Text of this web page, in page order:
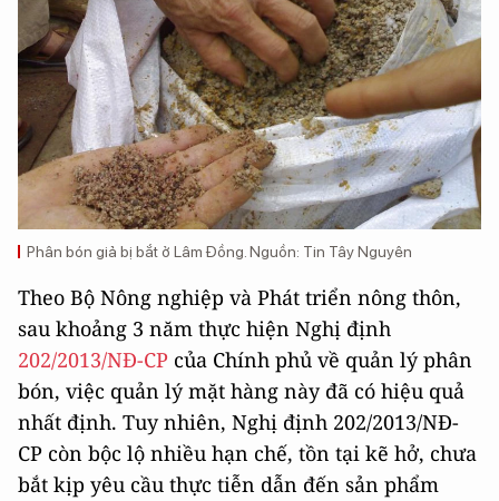
Phân bón giả bị bắt ở Lâm Đồng. Nguồn: Tin Tây Nguyên
Theo Bộ Nông nghiệp và Phát triển nông thôn,
sau khoảng 3 năm thực hiện Nghị định
202/2013/NĐ-CP của Chính phủ về quản lý phân
bón, việc quản lý mặt hàng này đã có hiệu quả
nhất định. Tuy nhiên, Nghị định 202/2013/NĐ-
CP còn bộc lộ nhiều hạn chế, tồn tại kẽ hở, chưa
bắt kịp yêu cầu thực tiễn dẫn đến sản phẩm